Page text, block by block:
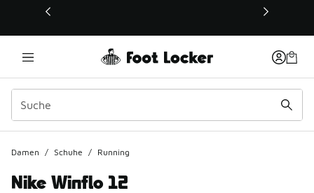
Dieser Link öffnet sich in einem neuen Fenster
Damen / Schuhe / Running
Nike Winflo 12